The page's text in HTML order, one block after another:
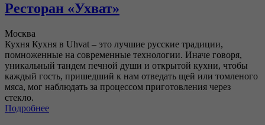
Ресторан «Ухват»
Москва
Кухня Кухня в Uhvat – это лучшие русские традиции,
помноженные на современные технологии. Иначе говоря,
уникальный тандем печной души и открытой кухни, чтобы
каждый гость, пришедший к нам отведать щей или томленого
мяса, мог наблюдать за процессом приготовления через
стекло.
Подробнее